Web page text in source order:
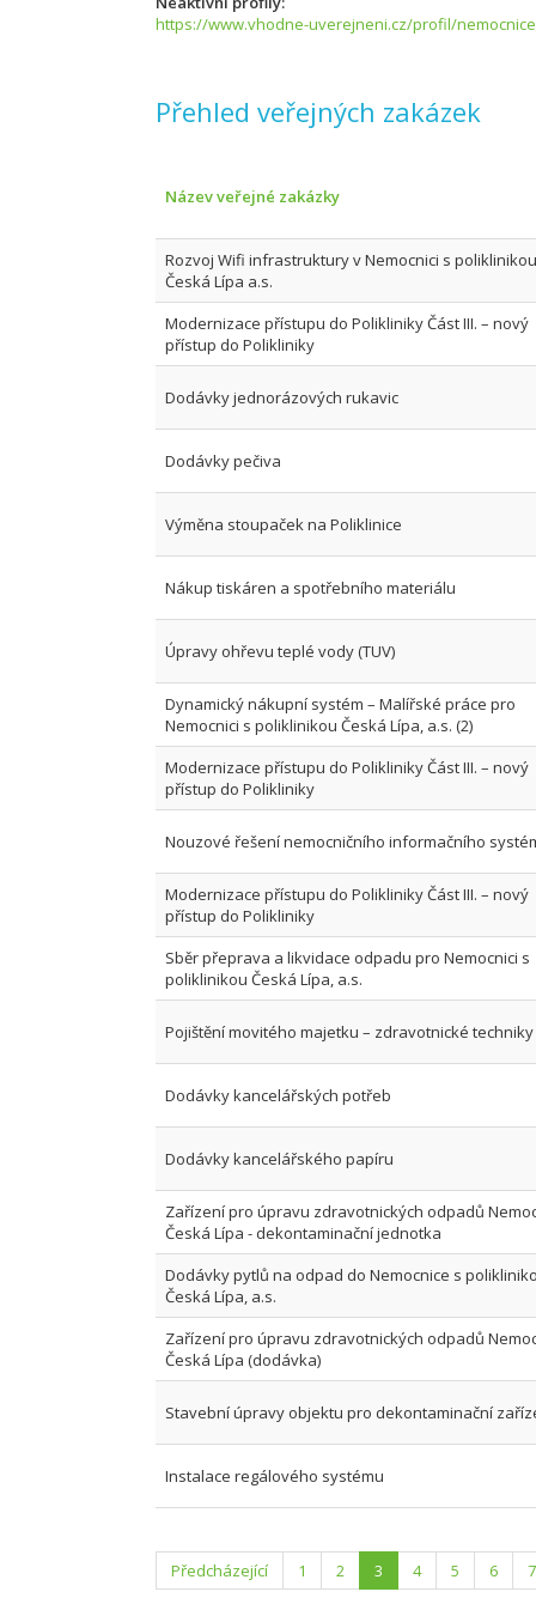
https://www.vhodne-uverejneni.cz/profil/
Přehled veřejných zakázek
Název veřejné zakázky
Rozvoj Wifi infrastruktury v Nemocnici s poliklinikou
Česká Lípa a.s.
Modernizace přístupu do Polikliniky Část III. – nový
přístup do Polikliniky
Dodávky jednorázových rukavic
Dodávky pečiva
Výměna stoupaček na Poliklinice
Nákup tiskáren a spotřebního materiálu
Úpravy ohřevu teplé vody (TUV)
Dynamický nákupní systém – Malířské práce pro
Nemocnici s poliklinikou Česká Lípa, a.s. (2)
Modernizace přístupu do Polikliniky Část III. – nový
přístup do Polikliniky
Nouzové řešení nemocničního informačního
Modernizace přístupu do Polikliniky Část III. – nový
přístup do Polikliniky
Sběr přeprava a likvidace odpadu pro Nemocnici s
poliklinikou Česká Lípa, a.s.
Pojištění movitého majetku – zdravotnické techniky
Dodávky kancelářských potřeb
Dodávky kancelářského papíru
Zařízení pro úpravu zdravotnických odpadů
Česká Lípa - dekontaminační jednotka
Dodávky pytlů na odpad do Nemocnice s
Česká Lípa, a.s.
Zařízení pro úpravu zdravotnických odpadů
Česká Lípa (dodávka)
Stavební úpravy objektu pro dekontaminační
Instalace regálového systému
Předcházející 1 2 3 4 5 6 7